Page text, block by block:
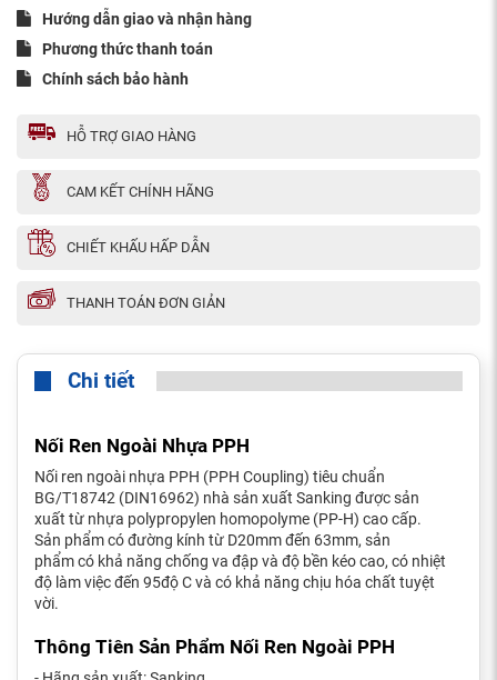
Hướng dẫn giao và nhận hàng
Phương thức thanh toán
Chính sách bảo hành
HỖ TRỢ GIAO HÀNG
CAM KẾT CHÍNH HÃNG
CHIẾT KHẤU HẤP DẪN
THANH TOÁN ĐƠN GIẢN
Chi tiết
Nối Ren Ngoài Nhựa PPH
Nối ren ngoài nhựa PPH (PPH Coupling) tiêu chuẩn
BG/T18742 (DIN16962) nhà sản xuất Sanking được sản
xuất từ nhựa polypropylen homopolyme (PP-H) cao cấp.
Sản phẩm có đường kính từ D20mm đến 63mm, sản
phẩm có khả năng chống va đập và độ bền kéo cao, có nhiệt
độ làm việc đến 95độ C và có khả năng chịu hóa chất tuyệt
vời.
Thông Tiên Sản Phẩm Nối Ren Ngoài PPH